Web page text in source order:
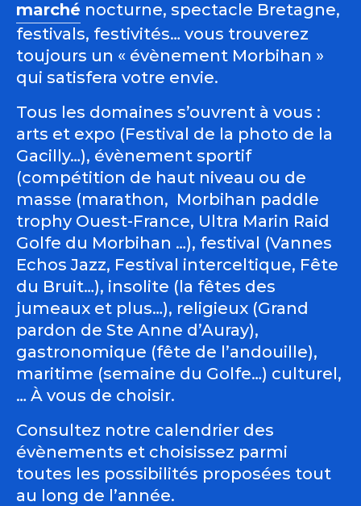
marché nocturne, spectacle Bretagne,
festivals, festivités… vous trouverez
toujours un « évènement Morbihan »
qui satisfera votre envie.
Tous les domaines s’ouvrent à vous :
arts et expo (Festival de la photo de la
Gacilly…), évènement sportif
(compétition de haut niveau ou de
masse (marathon, Morbihan paddle
trophy Ouest-France, Ultra Marin Raid
Golfe du Morbihan …), festival (Vannes
Echos Jazz, Festival interceltique, Fête
du Bruit…), insolite (la fêtes des
jumeaux et plus…), religieux (Grand
pardon de Ste Anne d’Auray),
gastronomique (fête de l’andouille),
maritime (semaine du Golfe…) culturel,
… À vous de choisir.
Consultez notre calendrier des
évènements et choisissez parmi
toutes les possibilités proposées tout
au long de l’année.